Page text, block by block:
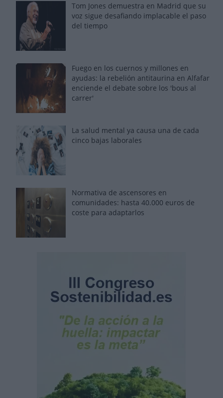
Tom Jones demuestra en Madrid que su
voz sigue desafiando implacable el paso
del tiempo
Fuego en los cuernos y millones en
ayudas: la rebelión antitaurina en Alfafar
enciende el debate sobre los 'bous al
carrer'
La salud mental ya causa una de cada
cinco bajas laborales
Normativa de ascensores en
comunidades: hasta 40.000 euros de
coste para adaptarlos